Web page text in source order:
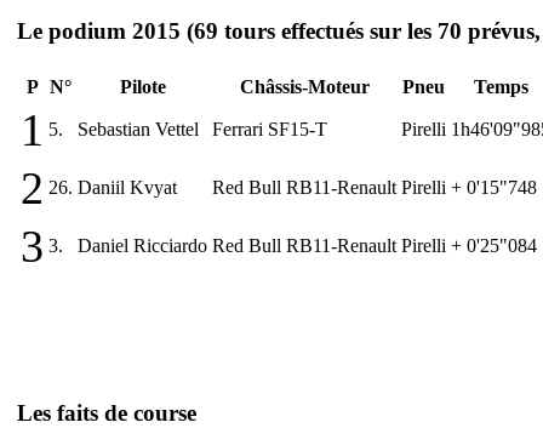
Le podium 2015 (69 tours effectués sur les 70
P N° Pilote Châssis-Moteur Pneu Temps
1 5. Sebastian Vettel Ferrari SF15-T Pirelli
2 26. Daniil Kvyat Red Bull RB11-Renault Pirelli + 0'15"748
3 3. Daniel Ricciardo Red Bull RB11-Renault Pirelli + 0'25"084
Les faits de course